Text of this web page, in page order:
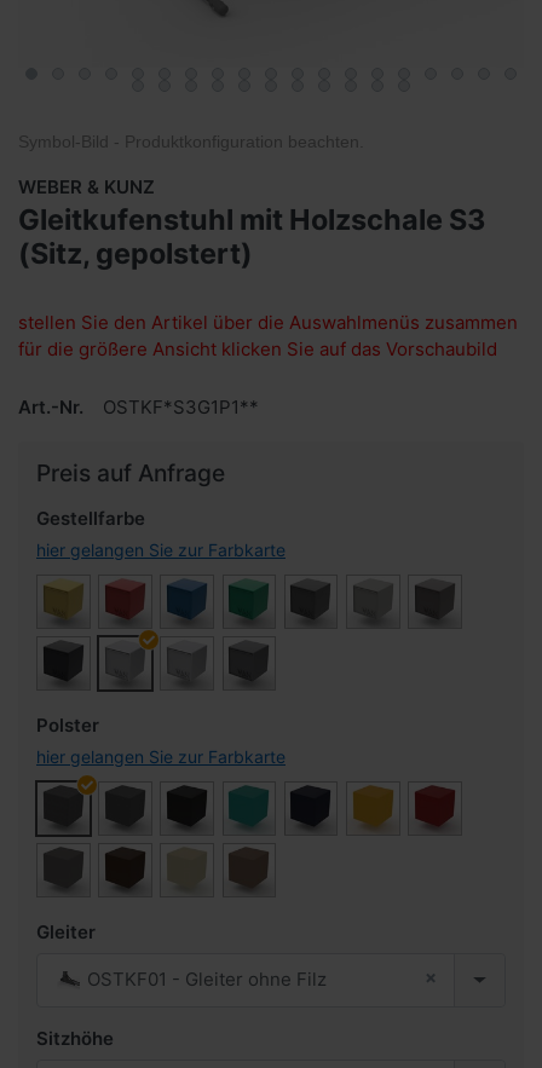
Symbol-Bild - Produktkonfiguration beachten
WEBER & KUNZ
Gleitkufenstuhl mit Holzschale S3
(Sitz, gepolstert)
stellen Sie den Artikel über die Auswahlmenüs zusammen
für die größere Ansicht klicken Sie auf das Vorschaubild
Art.-Nr. OSTKF*S3G1P1**
Preis auf Anfrage
Gestellfarbe
hier gelangen Sie zur Farbkarte
Polster
hier gelangen Sie zur Farbkarte
Gleiter
×
OSTKF01 - Gleiter ohne Filz
Sitzhöhe